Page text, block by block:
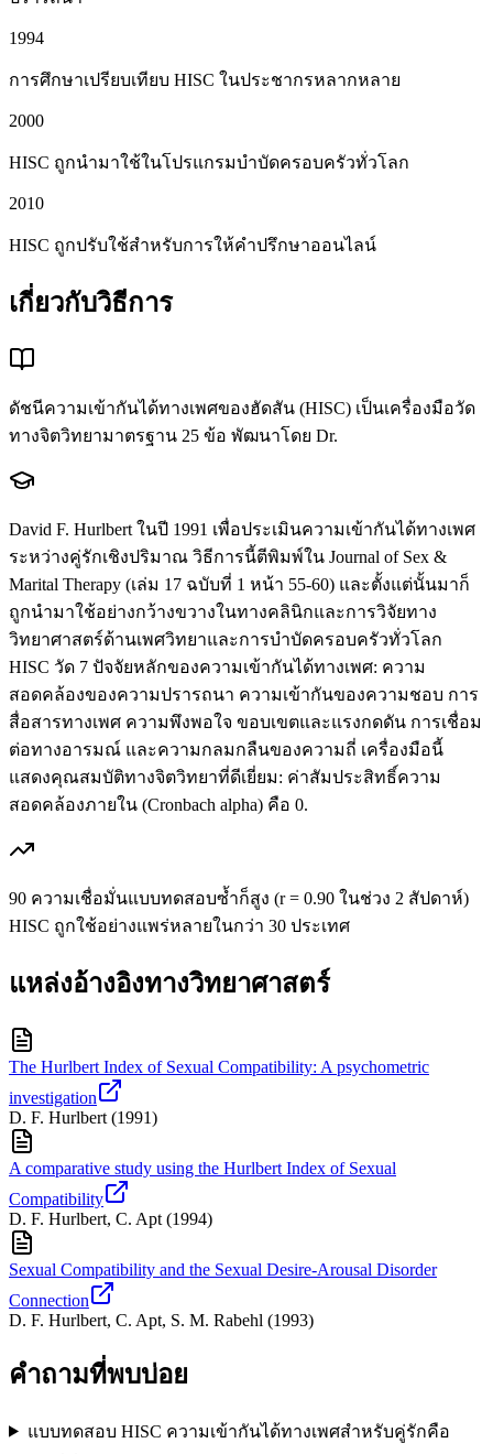
1994
การศึกษาเปรียบเทียบ HISC ในประชากรหลากหลาย
2000
HISC ถูกนำมาใช้ในโปรแกรมบำบัดครอบครัวทั่วโลก
2010
HISC ถูกปรับใช้สำหรับการให้คำปรึกษาออนไลน์
เกี่ยวกับวิธีการ
ดัชนีความเข้ากันได้ทางเพศของฮัดสัน (HISC) เป็นเครื่องมือวัด
ทางจิตวิทยามาตรฐาน 25 ข้อ พัฒนาโดย Dr.
David F. Hurlbert ในปี 1991 เพื่อประเมินความเข้ากันได้ทางเพศ
ระหว่างคู่รักเชิงปริมาณ วิธีการนี้ตีพิมพ์ใน Journal of Sex &
Marital Therapy (เล่ม 17 ฉบับที่ 1 หน้า 55-60) และตั้งแต่นั้นมาก็
ถูกนำมาใช้อย่างกว้างขวางในทางคลินิกและการวิจัยทาง
วิทยาศาสตร์ด้านเพศวิทยาและการบำบัดครอบครัวทั่วโลก
HISC วัด 7 ปัจจัยหลักของความเข้ากันได้ทางเพศ: ความ
สอดคล้องของความปรารถนา ความเข้ากันของความชอบ การ
สื่อสารทางเพศ ความพึงพอใจ ขอบเขตและแรงกดดัน การเชื่อม
ต่อทางอารมณ์ และความกลมกลืนของความถี่ เครื่องมือนี้
แสดงคุณสมบัติทางจิตวิทยาที่ดีเยี่ยม: ค่าสัมประสิทธิ์ความ
สอดคล้องภายใน (Cronbach alpha) คือ 0.
90 ความเชื่อมั่นแบบทดสอบซ้ำก็สูง (r = 0.90 ในช่วง 2 สัปดาห์)
HISC ถูกใช้อย่างแพร่หลายในกว่า 30 ประเทศ
แหล่งอ้างอิงทางวิทยาศาสตร์
The Hurlbert Index of Sexual Compatibility: A psychometric
investigation
D. F. Hurlbert (1991)
A comparative study using the Hurlbert Index of Sexual
Compatibility
D. F. Hurlbert, C. Apt (1994)
Sexual Compatibility and the Sexual Desire-Arousal Disorder
Connection
D. F. Hurlbert, C. Apt, S. M. Rabehl (1993)
คำถามที่พบบ่อย
แบบทดสอบ HISC ความเข้ากันได้ทางเพศสำหรับคู่รักคือ